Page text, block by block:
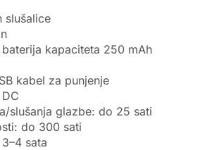
slušalice
kapaciteta 250 mAh
kabel za punjenje
slušanja glazbe: do 25 sati
do 300 sati
sata